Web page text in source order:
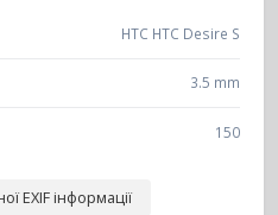
HTC HTC Desire S
3.5 mm
150
EXIF інформації